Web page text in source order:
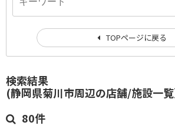
検索結果
(静岡県菊川市周辺の店舗/施設一覧
80件
TOPページに戻る